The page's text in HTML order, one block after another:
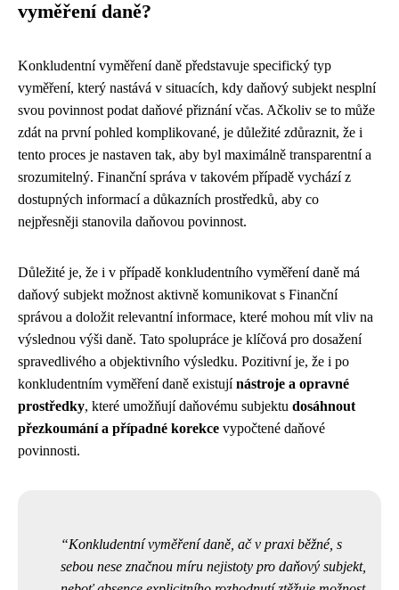
vyměření daně?
Konkludentní vyměření daně představuje specifický typ
vyměření, který nastává v situacích, kdy daňový subjekt nesplní
svou povinnost podat daňové přiznání včas. Ačkoliv se to může
zdát na první pohled komplikované, je důležité zdůraznit, že i
tento proces je nastaven tak, aby byl maximálně transparentní a
srozumitelný. Finanční správa v takovém případě vychází z
dostupných informací a důkazních prostředků, aby co
nejpřesněji stanovila daňovou povinnost.
Důležité je, že i v případě konkludentního vyměření daně má
daňový subjekt možnost aktivně komunikovat s Finanční
správou a doložit relevantní informace, které mohou mít vliv na
výslednou výši daně. Tato spolupráce je klíčová pro dosažení
spravedlivého a objektivního výsledku. Pozitivní je, že i po
konkludentním vyměření daně existujínástroje a opravné
prostředky, které umožňují daňovému subjektu dosáhnout
přezkoumání a případné korekce vypočtené daňové
povinnosti.
Konkludentní vyměření daně, ač v praxi běžné, s
sebou nese značnou míru nejistoty pro daňový subjekt,